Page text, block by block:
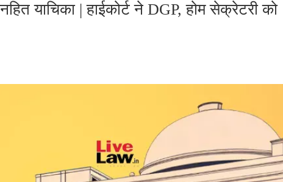
याचिका | हाईकोर्ट ने DGP, होम सेक्रेटरी को